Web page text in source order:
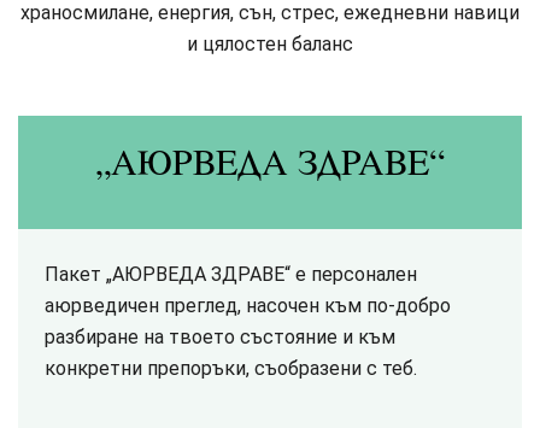
храносмилане, енергия, сън, стрес, ежедневни навици
и цялостен баланс
„АЮРВЕДА ЗДРАВЕ“
Пакет „АЮРВЕДА ЗДРАВЕ“ е персонален
аюрведичен преглед, насочен към по-добро
разбиране на твоето състояние и към
конкретни препоръки, съобразени с теб.